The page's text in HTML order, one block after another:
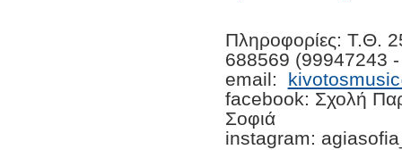
Πληροφορίες: Τ.Θ.
688569 (99947243
email:
facebook: Σχολή
Σοφιά
instagram: